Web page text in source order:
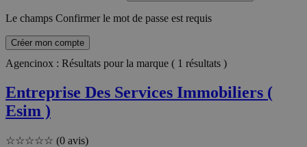
Le champs Confirmer le mot de passe est requis
Créer mon compte
Agencinox : Résultats pour la marque ( 1 résultats )
Entreprise Des Services Immobiliers (
Esim )
☆☆☆☆☆ (0 avis)